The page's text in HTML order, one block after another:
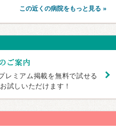
この近くの病院をもっと見る »
レミアム掲載を無料で試せる
試しいただけます！